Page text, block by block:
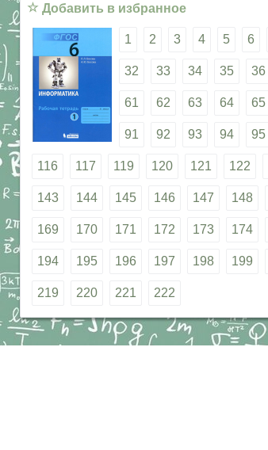
☆ Добавить в избранное
1 2 3 4 5 6
32 33 34 35 36
61 62 63 64 65
91 92 93 94 95
116 117 119 120 121 122
143 144 145 146 147 148
169 170 171 172 173 174
194 195 196 197 198 199
219 220 221 222